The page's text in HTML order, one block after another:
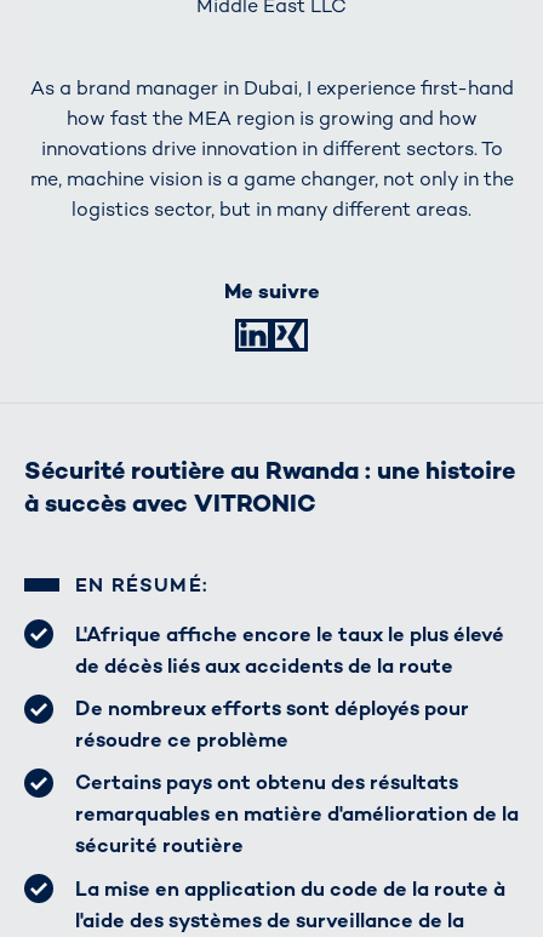
Middle East LLC
As a brand manager in Dubai, I experience first-hand
how fast the MEA region is growing and how
innovations drive innovation in different sectors. To
me, machine vision is a game changer, not only in the
logistics sector, but in many different areas.
Me suivre
Sécurité routière au Rwanda : une histoire
à succès avec VITRONIC
EN RÉSUMÉ:
L'Afrique affiche encore le taux le plus élevé
de décès liés aux accidents de la route
De nombreux efforts sont déployés pour
résoudre ce problème
Certains pays ont obtenu des résultats
remarquables en matière d'amélioration de la
sécurité routière
La mise en application du code de la route à
l'aide des systèmes de surveillance de la